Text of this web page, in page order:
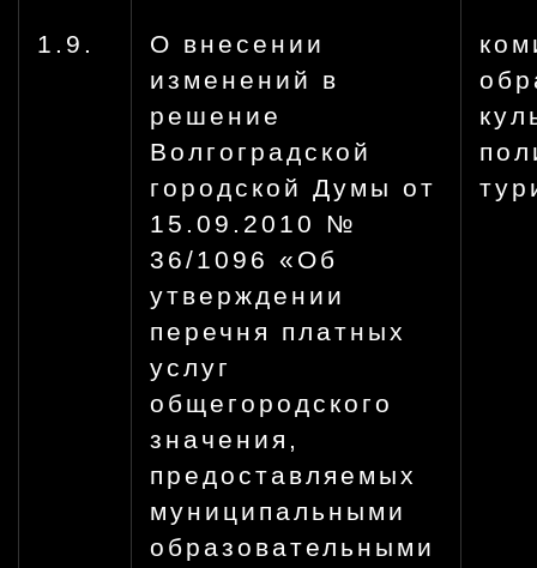
1.9.
О внесении
изменений в
решение
Волгоградской
городской Думы от
15.09.2010 №
36/1096 «Об
утверждении
перечня платных
услуг
общегородского
значения,
предоставляемых
муниципальными
образовательными